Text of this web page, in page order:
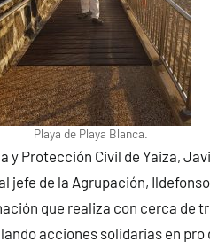
Playa de Playa Blanca.
y Protección Civil de Yaiza,
de la Agrupación,
que realiza con cerca de
acciones solidarias en pro